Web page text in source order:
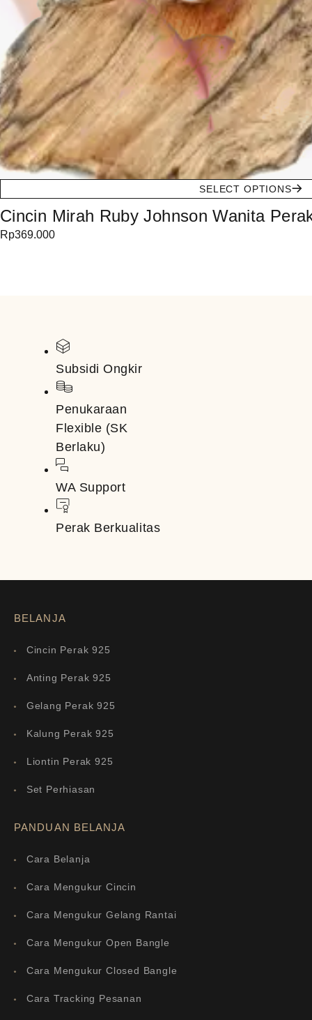
SELECT OPTIONS
Cincin Mirah Ruby Johnson Wanita
Rp369.000
Subsidi Ongkir
Penukaraan
Flexible (SK
Berlaku)
WA Support
Perak Berkualitas
BELANJA
Cincin Perak 925
Anting Perak 925
Gelang Perak 925
Kalung Perak 925
Liontin Perak 925
Set Perhiasan
PANDUAN BELANJA
Cara Belanja
Cara Mengukur Cincin
Cara Mengukur Gelang Rantai
Cara Mengukur Open Bangle
Cara Mengukur Closed Bangle
Cara Tracking Pesanan